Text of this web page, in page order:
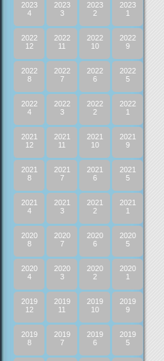
2023
4
2023
3
2023
2
2023
1
2022
12
2022
11
2022
10
2022
9
2022
8
2022
7
2022
6
2022
5
2022
4
2022
3
2022
2
2022
1
2021
12
2021
11
2021
10
2021
9
2021
8
2021
7
2021
6
2021
5
2021
4
2021
3
2021
2
2021
1
2020
8
2020
7
2020
6
2020
5
2020
4
2020
3
2020
2
2020
1
2019
12
2019
11
2019
10
2019
9
2019
8
2019
7
2019
6
2019
5